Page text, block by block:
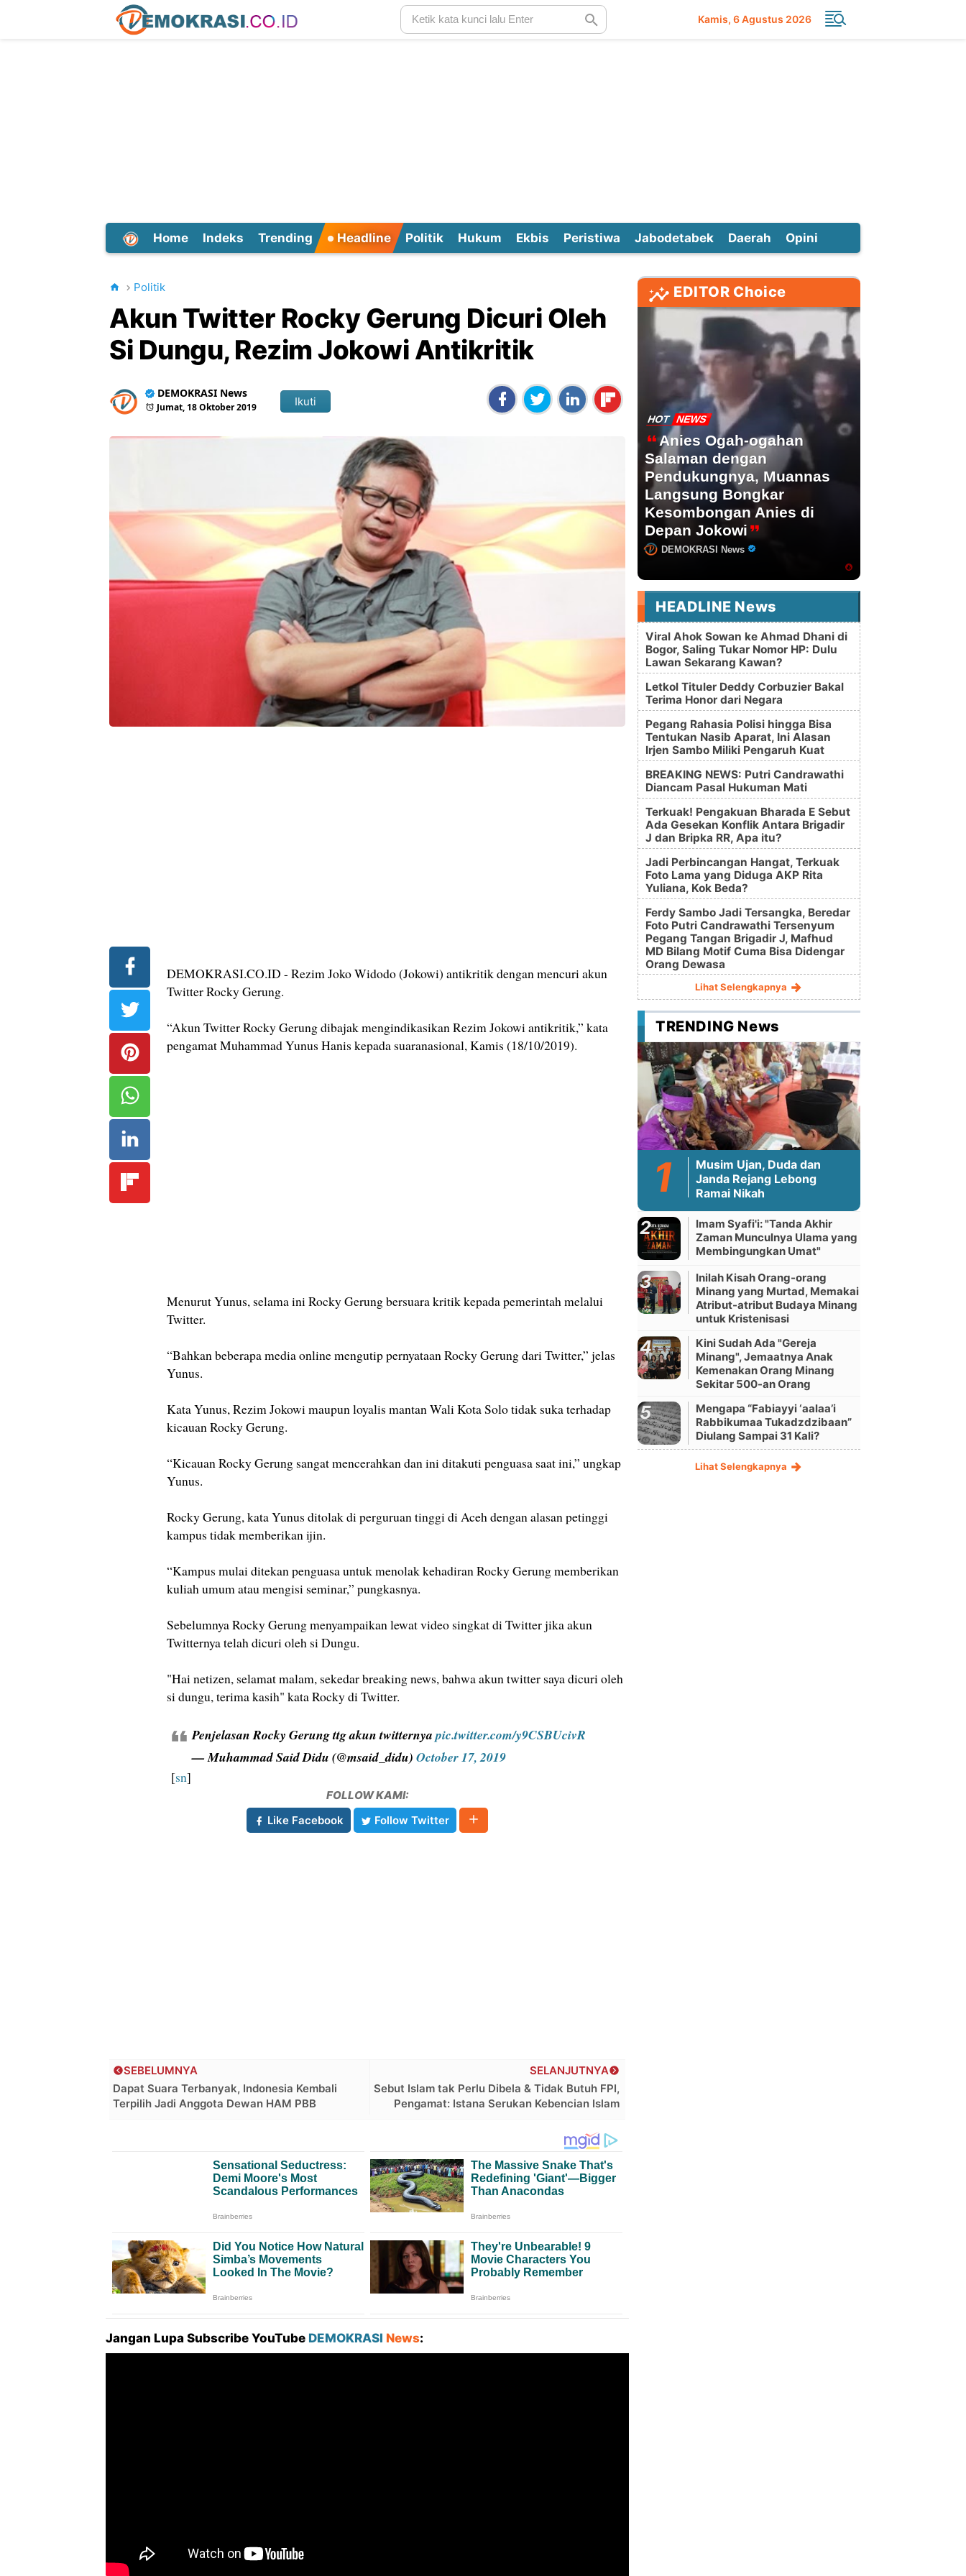
Kamis 6 Agustus 2026
Home Indeks Trending Headline Politik Hukum Ekbis Peristiwa Jabodetabek Daerah Opini
Politik
Akun Twitter Rocky Gerung Dicuri Oleh
Si Dungu, Rezim Jokowi Antikritik
DEMOKRASI News
Jumat, 18 Oktober 2019 Ikuti
DEMOKRASI.CO.ID - Rezim Joko Widodo (Jokowi) antikritik dengan mencuri akun
Twitter Rocky Gerung.
“Akun Twitter Rocky Gerung dibajak mengindikasikan Rezim Jokowi antikritik,” kata
pengamat Muhammad Yunus Hanis kepada suaranasional, Kamis (18/10/2019).
Menurut Yunus, selama ini Rocky Gerung bersuara kritik kepada pemerintah melalui
Twitter.
“Bahkan beberapa media online mengutip pernyataan Rocky Gerung dari Twitter,” jelas
Yunus.
Kata Yunus, Rezim Jokowi maupun loyalis mantan Wali Kota Solo tidak suka terhadap
kicauan Rocky Gerung.
“Kicauan Rocky Gerung sangat mencerahkan dan ini ditakuti penguasa saat ini,” ungkap
Yunus.
Rocky Gerung, kata Yunus ditolak di perguruan tinggi di Aceh dengan alasan petinggi
kampus tidak memberikan ijin.
“Kampus mulai ditekan penguasa untuk menolak kehadiran Rocky Gerung memberikan
kuliah umum atau mengisi seminar,” pungkasnya.
Sebelumnya Rocky Gerung menyampaikan lewat video singkat di Twitter jika akun
Twitternya telah dicuri oleh si Dungu.
"Hai netizen, selamat malam, sekedar breaking news, bahwa akun twitter saya dicuri oleh
si dungu, terima kasih" kata Rocky di Twitter.
Penjelasan Rocky Gerung ttg akun twitternyapic.twitter.com/y9CSBUcivR
— Muhammad Said Didu (@msaid_didu) October 17, 2019
[sn]
FOLLOW KAMI:
Like Facebook
Follow Twitter
SELANJUTNYA
Sebut Islam tak Perlu Dibela & Tidak Butuh FPI,
Pengamat: Istana Serukan Kebencian Islam
SEBELUMNYA
Dapat Suara Terbanyak, Indonesia Kembali
Terpilih Jadi Anggota Dewan HAM PBB
Jangan Lupa Subscribe YouTube DEMOKRASI News:
EDITOR Choice
HOT NEWS
Anies Ogah-ogahan
Salaman dengan
Pendukungnya, Muannas
Langsung Bongkar
Kesombongan Anies di
Depan Jokowi
DEMOKRASI News
HEADLINE News
Viral Ahok Sowan ke Ahmad Dhani di
Bogor, Saling Tukar Nomor HP: Dulu
Lawan Sekarang Kawan?
Letkol Tituler Deddy Corbuzier Bakal
Terima Honor dari Negara
Pegang Rahasia Polisi hingga Bisa
Tentukan Nasib Aparat, Ini Alasan
Irjen Sambo Miliki Pengaruh Kuat
BREAKING NEWS: Putri Candrawathi
Diancam Pasal Hukuman Mati
Terkuak! Pengakuan Bharada E Sebut
Ada Gesekan Konflik Antara Brigadir
J dan Bripka RR, Apa itu?
Jadi Perbincangan Hangat, Terkuak
Foto Lama yang Diduga AKP Rita
Yuliana, Kok Beda?
Ferdy Sambo Jadi Tersangka, Beredar
Foto Putri Candrawathi Tersenyum
Pegang Tangan Brigadir J, Mafhud
MD Bilang Motif Cuma Bisa Didengar
Orang Dewasa
Lihat Selengkapnya
TRENDING News
Musim Ujan, Duda dan
Janda Rejang Lebong
Ramai Nikah
Imam Syafi'i: "Tanda Akhir
Zaman Munculnya Ulama yang
Membingungkan Umat"
Inilah Kisah Orang-orang
Minang yang Murtad, Memakai
Atribut-atribut Budaya Minang
untuk Kristenisasi
Kini Sudah Ada "Gereja
Minang", Jemaatnya Anak
Kemenakan Orang Minang
Sekitar 500-an Orang
Mengapa “Fabiayyi ‘aalaa’i
Rabbikumaa Tukadzdzibaan”
Diulang Sampai 31 Kali?
Lihat Selengkapnya